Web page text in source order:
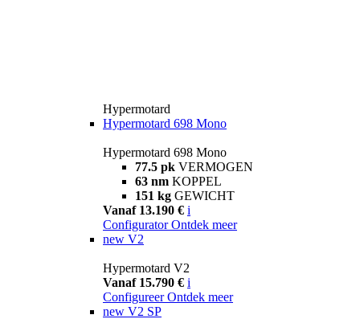
Hypermotard
Hypermotard 698 Mono
Hypermotard 698 Mono
77.5 pk VERMOGEN
63 nm KOPPEL
151 kg GEWICHT
Vanaf 13.190 € i
Configurator Ontdek meer
new V2
Hypermotard V2
Vanaf 15.790 € i
Configureer Ontdek meer
new V2 SP